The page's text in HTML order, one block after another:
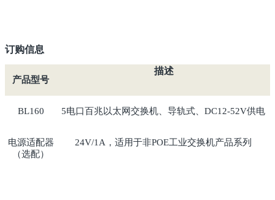
订购信息
产品型号
描述
BL160 5电口百兆以太网交换机、导轨式、 DC12-52V供电
电源适配器
（选配）
24V/1A ，适用于非POE工业交换机产品系列